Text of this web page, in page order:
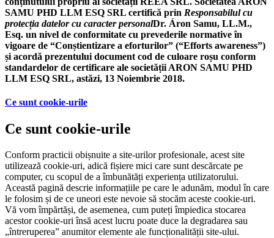
SAMU PHD LLM ESQ SRL certifică prin Responsabilul cu
protecția datelor cu caracter personalDr. Áron Samu, LL.M.,
Esq. un nivel de conformitate cu prevederile normative în
vigoare de “Conștientizare a eforturilor” (“Efforts awareness”)
și acordă prezentului document cod de culoare roșu conform
standardelor de certificare ale societății ARON SAMU PHD
LLM ESQ SRL, astăzi, 13 Noiembrie 2018.
Ce sunt cookie-urile
Ce sunt cookie-urile
Conform practicii obișnuite a site-urilor profesionale, acest site
utilizează cookie-uri, adică fișiere mici care sunt descărcate pe
computer, cu scopul de a îmbunătăți experiența utilizatorului.
Această pagină descrie informațiile pe care le adunăm, modul în care
le folosim și de ce uneori este nevoie să stocăm aceste cookie-uri.
Vă vom împărtăși, de asemenea, cum puteți împiedica stocarea
acestor cookie-uri însă acest lucru poate duce la degradarea sau
„întreruperea” anumitor elemente ale funcționalității site-ului.